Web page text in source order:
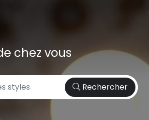
chez vous
Rechercher